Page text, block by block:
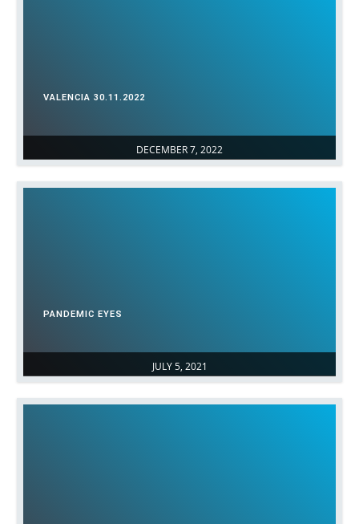
DECEMBER 7, 2022
VALENCIA 30.11.2022
JULY 5, 2021
PANDEMIC EYES